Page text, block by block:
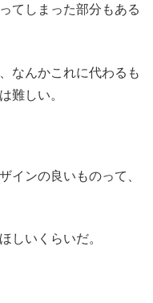
てしまった部分もある
なんかこれに代わるも
難しい。
インの良いものって、
しいくらいだ。